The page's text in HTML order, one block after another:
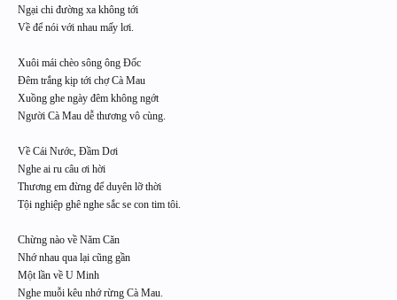
Ngại chi đường xa không tới
Về để nói với nhau mấy lơi.
Xuôi mái chèo sông ông Đốc
Đêm trắng kịp tới chợ Cà Mau
Xuồng ghe ngày đêm không ngớt
Người Cà Mau dễ thương vô cùng.
Về Cái Nước, Đầm Dơi
Nghe ai ru câu ơi hời
Thương em đừng để duyên lỡ thời
Tội nghiệp ghê nghe sắc se con tim tôi.
Chừng nào về Năm Căn
Nhớ nhau qua lại cũng gần
Một lần về U Minh
Nghe muỗi kêu nhớ rừng Cà Mau.